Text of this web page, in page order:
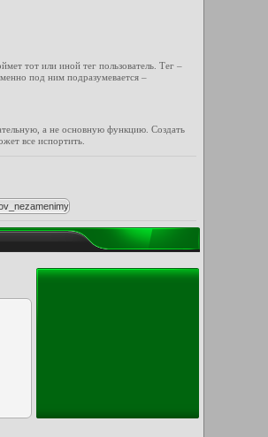
тот или иной тег пользователь. Тег –
под ним подразумевается –
а не основную функцию. Создать
все испортить.